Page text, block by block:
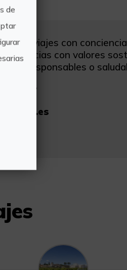
de viajes con
con valores
responsables o
de